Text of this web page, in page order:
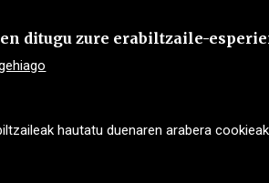
Eguneko zentroa
DONOSTIA
ditugu zure erabiltzaile-
hautatu duenaren arabera